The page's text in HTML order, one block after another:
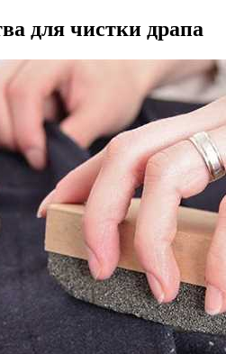
для чистки драпа